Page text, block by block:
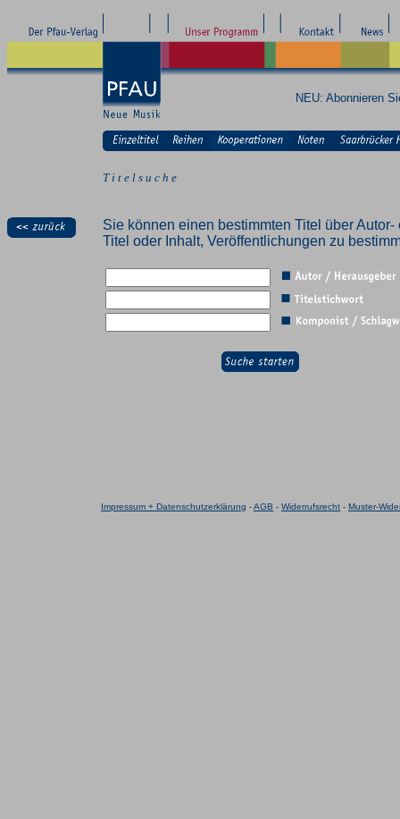
NEU: Abonnieren
T i t e l s u c h e
Sie können einen bestimmten Titel über
Titel oder Inhalt, Veröffentlichungen zu
Impressum + Datenschutzerklärung -AGB - Widerrufsrecht - Muster-